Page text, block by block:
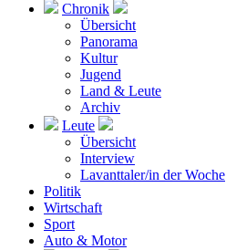
Chronik
Übersicht
Panorama
Kultur
Jugend
Land & Leute
Archiv
Leute
Übersicht
Interview
Lavanttaler/in der Woche
Politik
Wirtschaft
Sport
Auto & Motor